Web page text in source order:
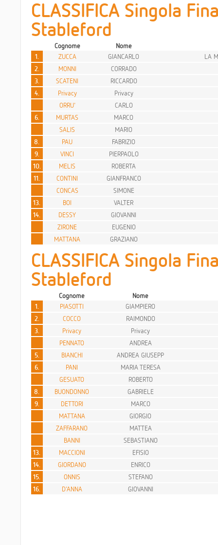
CLASSIFICA Singola
Stableford
Cognome
Nome
1.
ZUCCA GIANCARLO
LA
2.
MONNI
CORRADO
3.
SCATENI
RICCARDO
4.
Privacy
Privacy
ORRU'
CARLO
6.
MURTAS
MARCO
SALIS
MARIO
8.
PAU
FABRIZIO
9.
VINCI
PIERPAOLO
10.
MELIS
ROBERTA
11.
CONTINI
GIANFRANCO
CONCAS
SIMONE
13.
BOI
VALTER
14.
DESSY
GIOVANNI
ZIRONE
EUGENIO
MATTANA
GRAZIANO
CLASSIFICA Singola
Stableford
Cognome
Nome
1.
PIASOTTI
GIAMPIERO
2.
COCCO
RAIMONDO
3.
Privacy
Privacy
PENNATO
ANDREA
5.
BIANCHI
ANDREA GIUSEPP
6.
PANI
MARIA TERESA
GESUATO
ROBERTO
8.
BUONDONNO
GABRIELE
9.
DETTORI
MARCO
MATTANA
GIORGIO
ZAFFARANO
MATTEA
BANNI
SEBASTIANO
13.
MACCIONI
EFISIO
14.
GIORDANO
ENRICO
15.
ONNIS
STEFANO
16.
D'ANNA GIOVANNI